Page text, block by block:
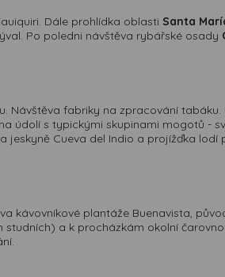
Dále prohlídka oblasti Santa
Po poledni návštěva rybářské osady
Návštěva fabriky na zpracování tabáku.
údolí s typickými skupinami mogotů -
Cueva del Indio a projížďka lodí
kávovníkové plantáže Buenavista,
studních) a k procházkám okolní